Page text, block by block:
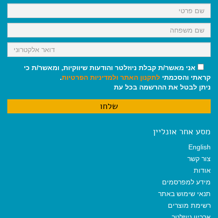
k
p
m
אני מאשר/ת קבלת ניוזלטר והודעות שיווקיות, ומאשר/ת כי
קראתי והסכמתי לתקנון האתר ולמדיניות הפרטיות.
ניתן לבטל את ההרשמה בכל עת
מסע אחר אונליין
English
צור קשר
אודות
מידע למפרסמים
תנאי שימוש באתר
רשימת מוצרים